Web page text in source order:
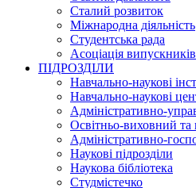
Сталий розвиток
Міжнародна діяльність
Студентська рада
Асоціація випускників
ПІДРОЗДІЛИ
Навчально-наукові
Навчально-наукові
Адміністративно-
Освітньо-виховний та
Адміністративно-
Наукові підрозділи
Наукова бібліотека
Студмістечко